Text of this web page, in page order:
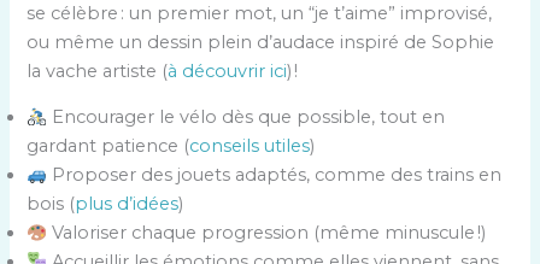
se célèbre : un premier mot, un “je t’aime” improvisé,
ou même un dessin plein d’audace inspiré de Sophie
la vache artiste (à découvrir ici) !
Encourager le vélo dès que possible, tout en
gardant patience (conseils utiles)
Proposer des jouets adaptés, comme des trains en
bois (plus d’idées)
Valoriser chaque progression (même minuscule !)